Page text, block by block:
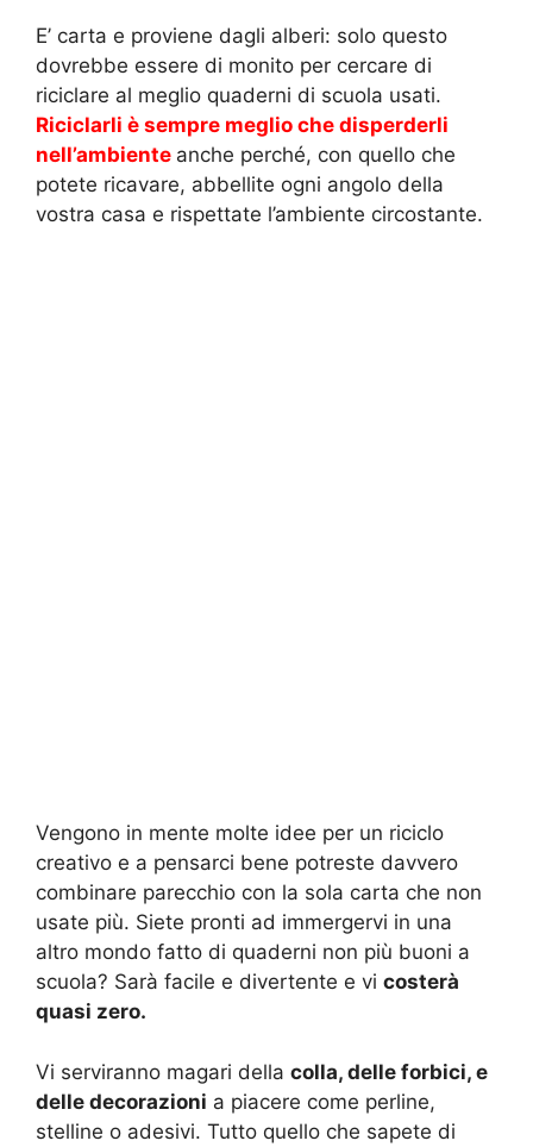
E’ carta e proviene dagli alberi: solo questo
dovrebbe essere di monito per cercare di
riciclare al meglio quaderni di scuola usati.
Riciclarli è sempre meglio che disperderli
nell’ambiente anche perché, con quello che
potete ricavare, abbellite ogni angolo della
vostra casa e rispettate l’ambiente circostante.
Vengono in mente molte idee per un riciclo
creativo e a pensarci bene potreste davvero
combinare parecchio con la sola carta che non
usate più. Siete pronti ad immergervi in una
altro mondo fatto di quaderni non più buoni a
scuola? Sarà facile e divertente e vi costerà
quasi zero.
Vi serviranno magari della colla, delle forbici, e
delle decorazioni a piacere come perline,
stelline o adesivi. Tutto quello che sapete di